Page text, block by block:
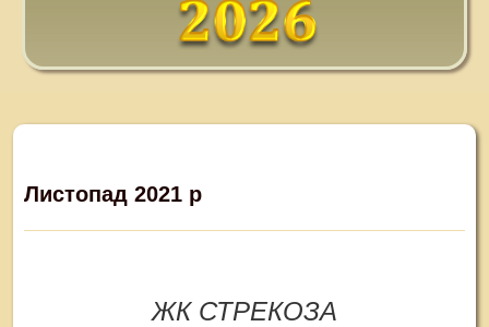
Листопад 2021 р
ЖК СТРЕКОЗА